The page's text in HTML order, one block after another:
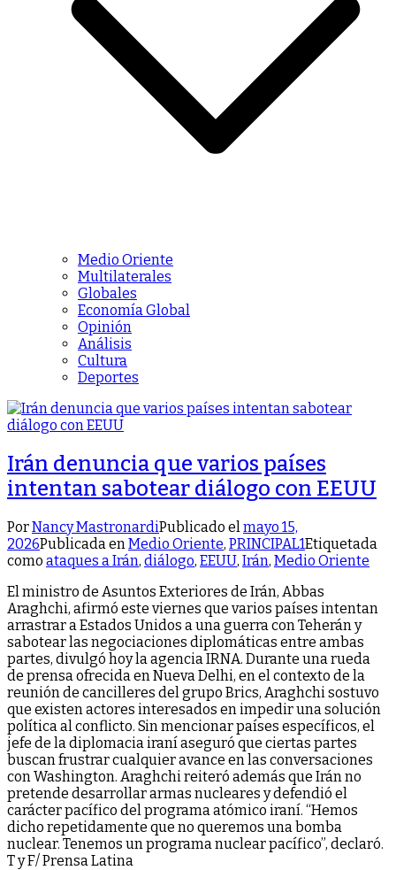
Medio Oriente
Multilaterales
Globales
Economía Global
Opinión
Análisis
Cultura
Deportes
Irán denuncia que varios países
intentan sabotear diálogo con EEUU
PorNancy MastronardiPublicado elmayo 15,
2026Publicada enMedio Oriente, PRINCIPAL1Etiquetada
como ataques a Irán, diálogo, EEUU, Irán, Medio Oriente
El ministro de Asuntos Exteriores de Irán, Abbas
Araghchi, afirmó este viernes que varios países intentan
arrastrar a Estados Unidos a una guerra con Teherán y
sabotear las negociaciones diplomáticas entre ambas
partes, divulgó hoy la agencia IRNA. Durante una rueda
de prensa ofrecida en Nueva Delhi, en el contexto de la
reunión de cancilleres del grupo Brics, Araghchi sostuvo
que existen actores interesados en impedir una solución
política al conflicto. Sin mencionar países específicos, el
jefe de la diplomacia iraní aseguró que ciertas partes
buscan frustrar cualquier avance en las conversaciones
con Washington. Araghchi reiteró además que Irán no
pretende desarrollar armas nucleares y defendió el
carácter pacífico del programa atómico iraní. “Hemos
dicho repetidamente que no queremos una bomba
nuclear. Tenemos un programa nuclear pacífico”, declaró.
T y F/ Prensa Latina